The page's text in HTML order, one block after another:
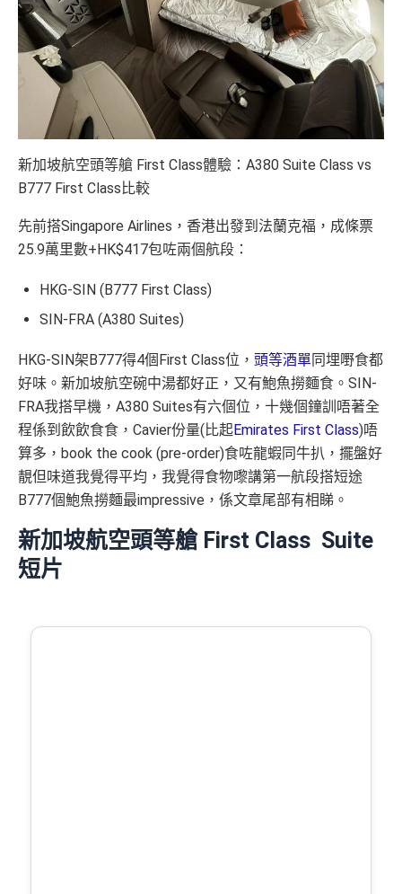
新加坡航空頭等艙 First Class體驗：A380 Suite Class vs
B777 First Class比較
先前搭Singapore Airlines，香港出發到法蘭克福，成條票
25.9萬里數+HK$417包咗兩個航段：
HKG-SIN (B777 First Class)
SIN-FRA (A380 Suites)
HKG-SIN架B777得4個First Class位， 頭等酒單同埋嘢食都
好味。新加坡航空碗中湯都好正，又有鮑魚撈麵食。SIN-
FRA我搭早機，A380 Suites有六個位，十幾個鐘訓唔著全
程係到飲飲食食，Cavier份量(比起Emirates First Class)唔
算多，book the cook (pre-order)食咗龍蝦同牛扒，擺盤好
靚但味道我覺得平均，我覺得食物嚟講第一航段搭短途
B777個鮑魚撈麵最impressive，係文章尾部有相睇。
新加坡航空頭等艙 First Class Suite
短片